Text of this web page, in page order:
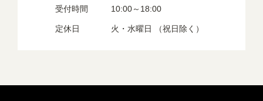
受付時間 10:00～18:00
定休日 火・水曜日 （祝日除く）